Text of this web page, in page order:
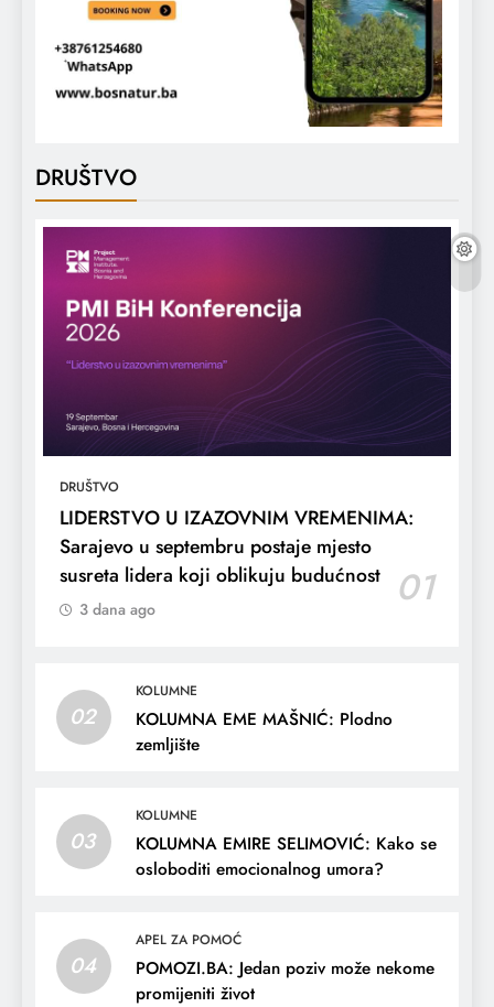
DRUŠTVO
DRUŠTVO
LIDERSTVO U IZAZOVNIM VREMENIMA:
Sarajevo u septembru postaje mjesto
susreta lidera koji oblikuju budućnost
01
3 dana ago
02
KOLUMNE
KOLUMNA EME MAŠNIĆ: Plodno
zemljište
03
KOLUMNE
KOLUMNA EMIRE SELIMOVIĆ: Kako se
osloboditi emocionalnog umora?
04
APEL ZA POMOĆ
POMOZI.BA: Jedan poziv može nekome
promijeniti život